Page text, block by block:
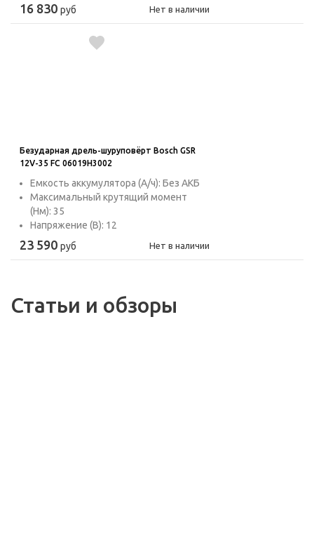
16 830 руб Нет в наличии
Безударная дрель-шуруповёрт Bosch GSR
12V-35 FC 06019H3002
Емкость аккумулятора (А/ч): Без АКБ
Максимальный крутящий момент
(Нм): 35
Напряжение (В): 12
23 590 руб Нет в наличии
Статьи и обзоры